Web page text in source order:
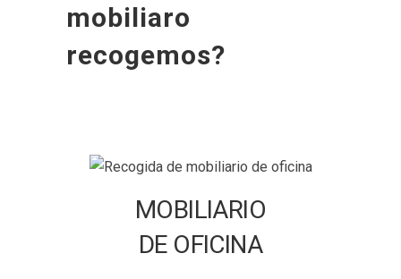
mobiliaro
recogemos?
MOBILIARIO
DE OFICINA